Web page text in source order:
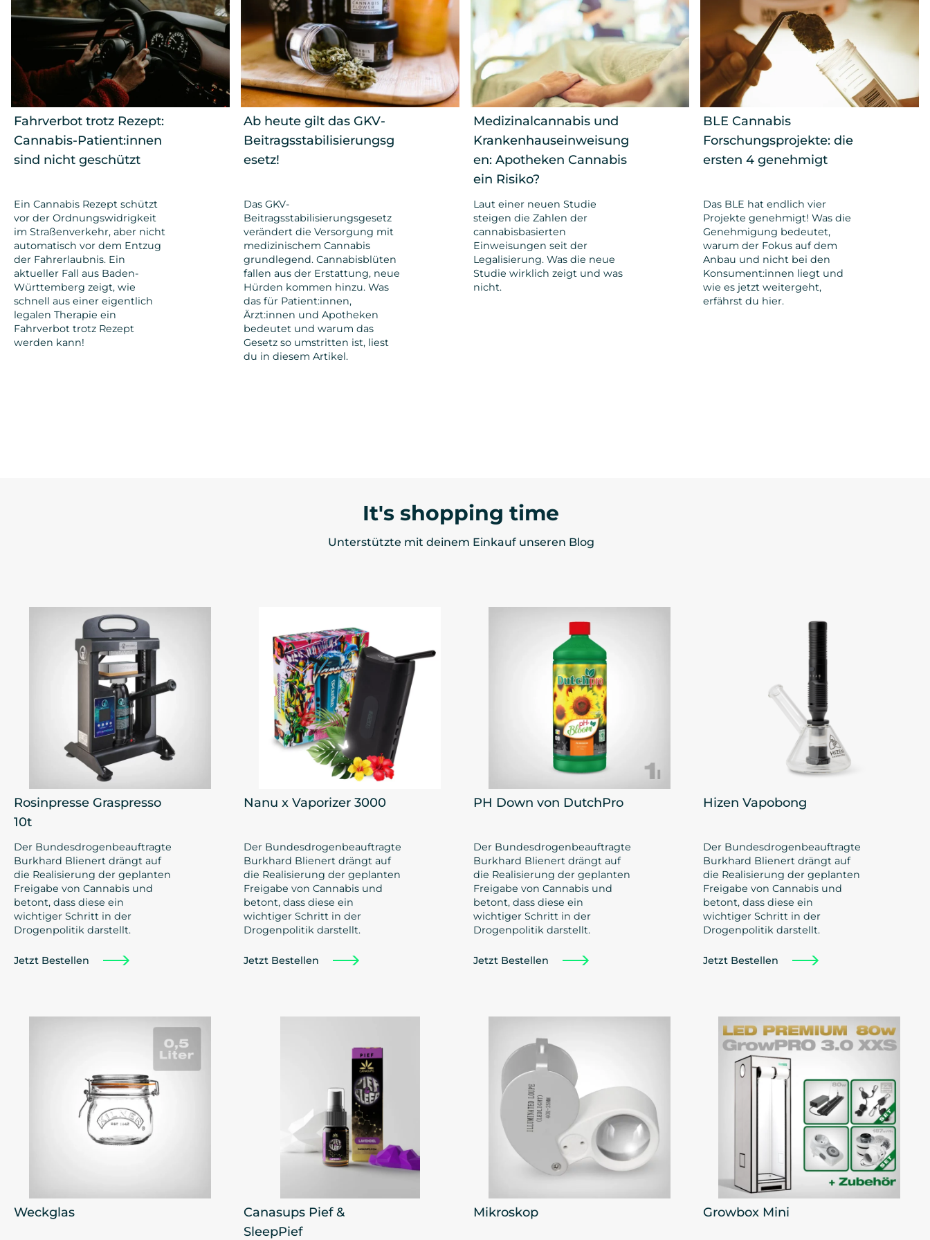
Fahrverbot trotz Rezept:
Cannabis-Patient:innen
sind nicht geschützt
Ein Cannabis Rezept schützt
vor der Ordnungswidrigkeit
im Straßenverkehr, aber nicht
automatisch vor dem Entzug
der Fahrerlaubnis. Ein
aktueller Fall aus Baden-
Württemberg zeigt, wie
schnell aus einer eigentlich
legalen Therapie ein
Fahrverbot trotz Rezept
werden kann!
Ab heute gilt das GKV-
Beitragsstabilisierungsg
esetz!
Das GKV-
Beitragsstabilisierungsgesetz
verändert die Versorgung mit
medizinischem Cannabis
grundlegend. Cannabisblüten
fallen aus der Erstattung, neue
Hürden kommen hinzu. Was
das für Patient:innen,
Ärzt:innen und Apotheken
bedeutet und warum das
Gesetz so umstritten ist, liest
du in diesem Artikel.
Medizinalcannabis und
Krankenhauseinweisung
en: Apotheken Cannabis
ein Risiko?
Laut einer neuen Studie
steigen die Zahlen der
cannabisbasierten
Einweisungen seit der
Legalisierung. Was die neue
Studie wirklich zeigt und was
nicht.
BLE Cannabis
Forschungsprojekte: die
ersten 4 genehmigt
Das BLE hat endlich vier
Projekte genehmigt! Was die
Genehmigung bedeutet,
warum der Fokus auf dem
Anbau und nicht bei den
Konsument:innen liegt und
wie es jetzt weitergeht,
erfährst du hier.
It's shopping time
Unterstützte mit deinem Einkauf unseren Blog
Rosinpresse Graspresso
10t
Der Bundesdrogenbeauftragte
Burkhard Blienert drängt auf
die Realisierung der geplanten
Freigabe von Cannabis und
betont, dass diese ein
wichtiger Schritt in der
Drogenpolitik darstellt.
Jetzt Bestellen
Nanu x Vaporizer 3000
Der Bundesdrogenbeauftragte
Burkhard Blienert drängt auf
die Realisierung der geplanten
Freigabe von Cannabis und
betont, dass diese ein
wichtiger Schritt in der
Drogenpolitik darstellt.
Jetzt Bestellen
PH Down von DutchPro
Der Bundesdrogenbeauftragte
Burkhard Blienert drängt auf
die Realisierung der geplanten
Freigabe von Cannabis und
betont, dass diese ein
wichtiger Schritt in der
Drogenpolitik darstellt.
Jetzt Bestellen
Hizen Vapobong
Der Bundesdrogenbeauftragte
Burkhard Blienert drängt auf
die Realisierung der geplanten
Freigabe von Cannabis und
betont, dass diese ein
wichtiger Schritt in der
Drogenpolitik darstellt.
Jetzt Bestellen
Weckglas
Canasups Pief &
SleepPief
Mikroskop Growbox Mini